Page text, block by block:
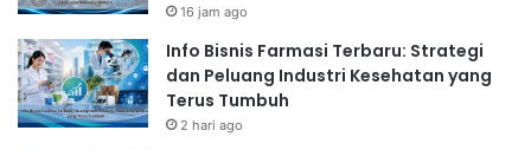
16 jam ago
Info Bisnis Farmasi Terbaru: Strategi
dan Peluang Industri Kesehatan yang
Terus Tumbuh
2 hari ago